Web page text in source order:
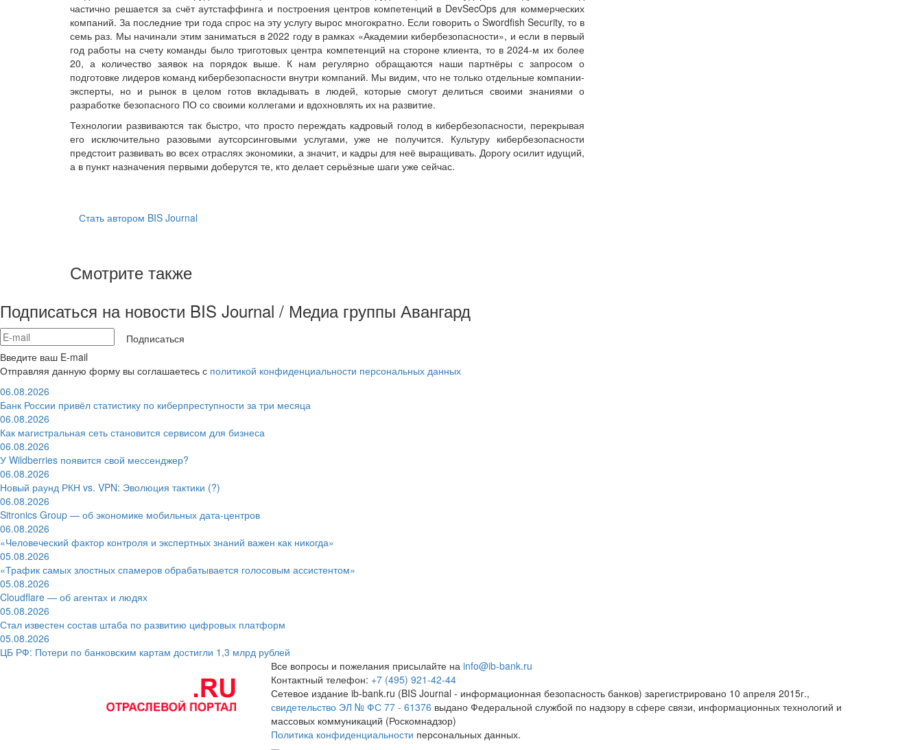
частично решается за счёт аутстаффинга и построения центров компетенций в DevSecOps для коммерческих
компаний. За последние три года спрос на эту услугу вырос многократно. Если говорить о Swordfish Security, то в
семь раз. Мы начинали этим заниматься в 2022 году в рамках «Академии кибербезопасности», и если в первый
год работы на счету команды было триготовых центра компетенций на стороне клиента, то в 2024-м их более
20, а количество заявок на порядок выше. К нам регулярно обращаются наши партнёры с запросом о
подготовке лидеров команд кибербезопасности внутри компаний. Мы видим, что не только отдельные компании-
эксперты, но и рынок в целом готов вкладывать в людей, которые смогут делиться своими знаниями о
разработке безопасного ПО со своими коллегами и вдохновлять их на развитие.
Технологии развиваются так быстро, что просто переждать кадровый голод в кибербезопасности, перекрывая
его исключительно разовыми аутсорсинговыми услугами, уже не получится. Культуру кибербезопасности
предстоит развивать во всех отраслях экономики, а значит, и кадры для неё выращивать. Дорогу осилит идущий,
а в пункт назначения первыми доберутся те, кто делает серьёзные шаги уже сейчас.
Стать автором BIS Journal
Смотрите также
Подписаться на новости BIS Journal / Медиа группы Авангард
Подписаться
Введите ваш E-mail
Отправляя данную форму вы соглашаетесь с политикой конфиденциальности персональных данных
06.08.2026
Банк России привёл статистику по киберпреступности за три месяца
06.08.2026
Как магистральная сеть становится сервисом для бизнеса
06.08.2026
У Wildberries появится свой мессенджер?
06.08.2026
Новый раунд РКН vs. VPN: Эволюция тактики (?)
06.08.2026
Sitronics Group — об экономике мобильных дата-центров
06.08.2026
«Человеческий фактор контроля и экспертных знаний важен как никогда»
05.08.2026
«Трафик самых злостных спамеров обрабатывается голосовым ассистентом»
05.08.2026
Cloudflare — об агентах и людях
05.08.2026
Стал известен состав штаба по развитию цифровых платформ
05.08.2026
ЦБ РФ: Потери по банковским картам достигли 1,3 млрд рублей
Все вопросы и пожелания присылайте на info@ib-bank.ru
Контактный телефон: +7 (495) 921-42-44
Сетевое издание ib-bank.ru (BIS Journal - информационная безопасность банков) зарегистрировано 10 апреля 2015г.,
свидетельство ЭЛ № ФС 77 - 61376 выдано Федеральной службой по надзору в сфере связи, информационных технологий и
массовых коммуникаций (Роскомнадзор)
Политика конфиденциальности персональных данных.